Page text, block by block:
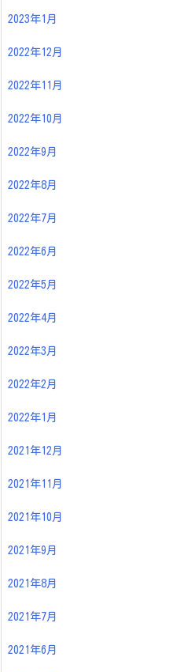
2023年1月
2022年12月
2022年11月
2022年10月
2022年9月
2022年8月
2022年7月
2022年6月
2022年5月
2022年4月
2022年3月
2022年2月
2022年1月
2021年12月
2021年11月
2021年10月
2021年9月
2021年8月
2021年7月
2021年6月